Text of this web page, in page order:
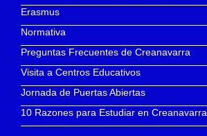
Erasmus
Normativa
Preguntas Frecuentes de Creanavarra
Visita a Centros Educativos
Jornada de Puertas Abiertas
10 Razones para Estudiar en Creanavarra